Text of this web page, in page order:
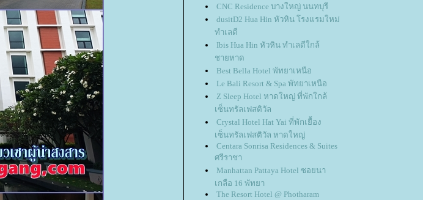
CNC Residence บางใหญ่ นนทบุรี
dusitD2 Hua Hin หัวหิน โรงแรมใหม่
ทำเลดี
Ibis Hua Hin หัวหิน ทำเลดีใกล้
ชายหาด
Best Bella Hotel พัทยาเหนือ
Le Bali Resort & Spa พัทยาเหนือ
Z Sleep Hotel หาดใหญ่ ที่พักใกล้
เซ็นทรัลเฟสติวัล
Crystal Hotel Hat Yai ที่พักเยื้อง
เซ็นทรัลเฟสติวัล หาดใหญ่
Centara Sonrisa Residences & Suites
ศรีราชา
Manhattan Pattaya Hotel ซอยนา
เกลือ 16 พัทยา
The Resort Hotel @ Photharam